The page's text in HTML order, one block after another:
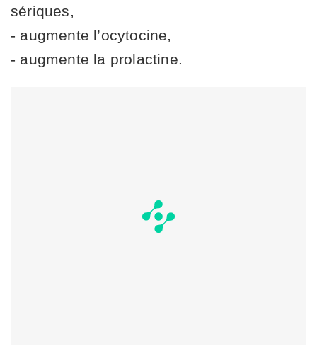
sériques,
- augmente l’ocytocine,
- augmente la prolactine.